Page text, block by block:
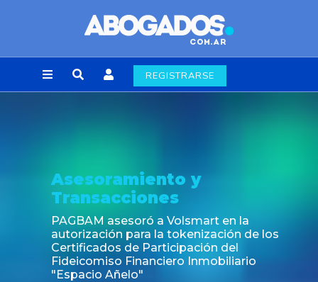
REGISTRARSE
Asesoramiento y
Transacciones
PAGBAM asesoró a Volsmart en la
autorización para la tokenización de los
Certificados de Participación del
Fideicomiso Financiero Inmobiliario
"Espacio Añelo"